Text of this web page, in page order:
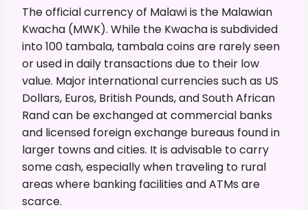
The official currency of Malawi is the Malawian
Kwacha (MWK). While the Kwacha is subdivided
into 100 tambala, tambala coins are rarely seen
or used in daily transactions due to their low
value. Major international currencies such as US
Dollars, Euros, British Pounds, and South African
Rand can be exchanged at commercial banks
and licensed foreign exchange bureaus found in
larger towns and cities. It is advisable to carry
some cash, especially when traveling to rural
areas where banking facilities and ATMs are
scarce.